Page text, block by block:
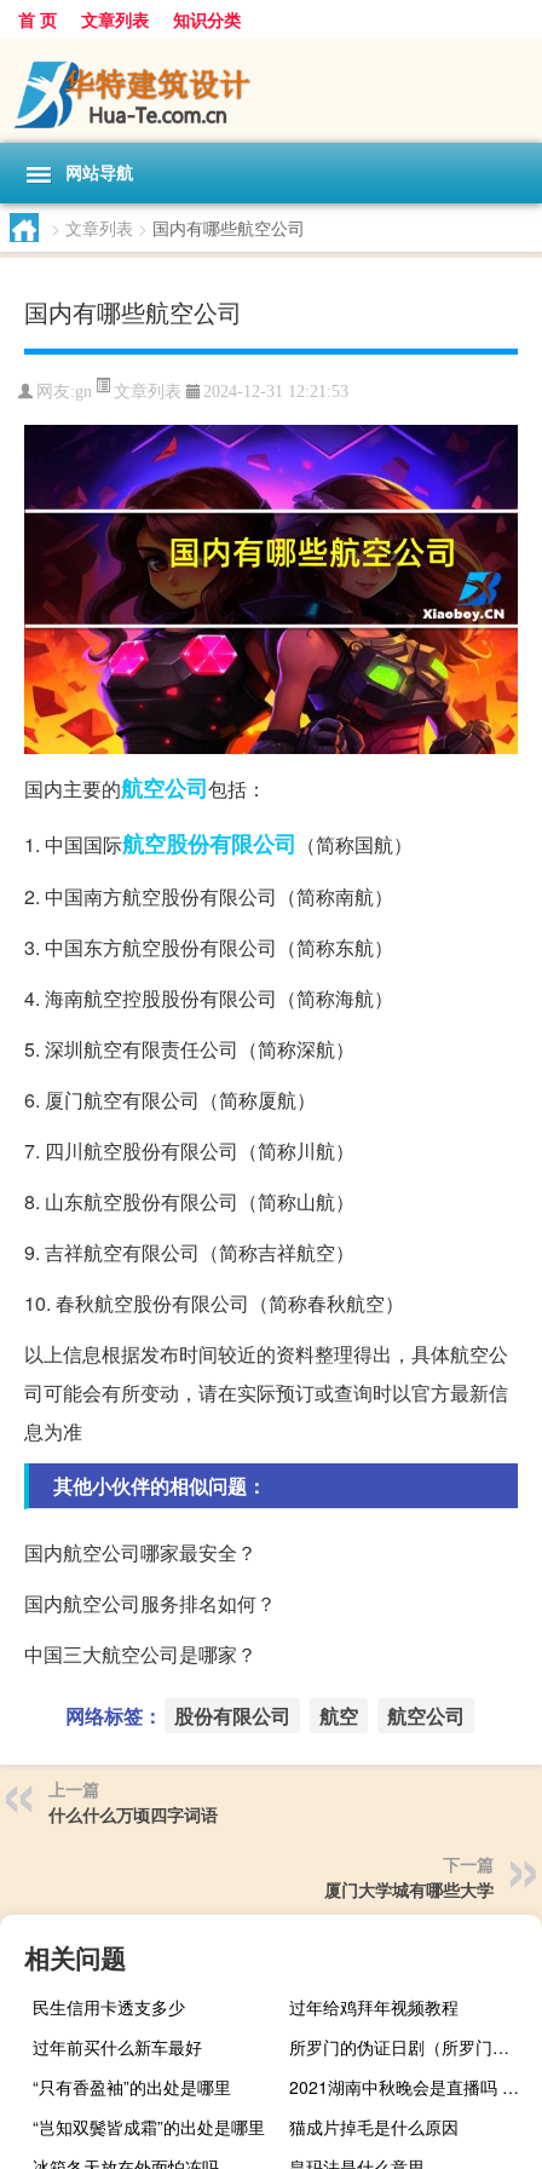
首 页 文章列表 知识分类
网站导航
> 文章列表 > 国内有哪些航空公司
国内有哪些航空公司
网友:gn 文章列表 2024-12-31 12:21:53
国内主要的航空公司包括：
1. 中国国际航空股份有限公司 （简称国航）
2. 中国南方航空股份有限公司（简称南航）
3. 中国东方航空股份有限公司（简称东航）
4. 海南航空控股股份有限公司（简称海航）
5. 深圳航空有限责任公司（简称深航）
6. 厦门航空有限公司（简称厦航）
7. 四川航空股份有限公司（简称川航）
8. 山东航空股份有限公司（简称山航）
9. 吉祥航空有限公司（简称吉祥航空）
10. 春秋航空股份有限公司（简称春秋航空）
以上信息根据发布时间较近的资料整理得出，具体航空公
司可能会有所变动，请在实际预订或查询时以官方最新信
息为准
其他小伙伴的相似问题：
国内航空公司哪家最安全？
国内航空公司服务排名如何？
中国三大航空公司是哪家？
网络标签： 股份有限公司 航空 航空公司
上一篇
什么什么万顷四字词语
下一篇
厦门大学城有哪些大学
相关问题
民生信用卡透支多少
过年给鸡拜年视频教程
过年前买什么新车最好
所罗门的伪证日剧（所罗门的伪证）
“只有香盈袖”的出处是哪里
2021湖南中秋晚会是直播吗 湖南卫视中秋晚会节目单
“岂知双鬓皆成霜”的出处是哪里
猫成片掉毛是什么原因